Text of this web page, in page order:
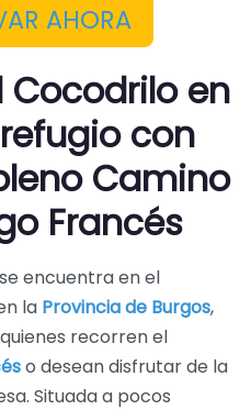
AHORA
Cocodrilo en
con
Camino
Francés
se encuentra en el
la Provincia de Burgos,
recorren el
o desean disfrutar de la
Situada a pocos